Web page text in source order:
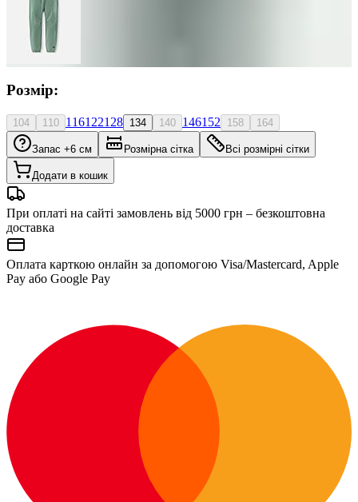
Розмір:
104 110 116122128 134 140 146152 158 164
Запас +6 см Розмірна сітка Всі розмірні сітки
Додати в кошик
При оплаті на сайті замовлень від 5000 грн – безкоштовна
доставка
Оплата карткою онлайн за допомогою Visa/Mastercard, Apple
Pay або Google Pay